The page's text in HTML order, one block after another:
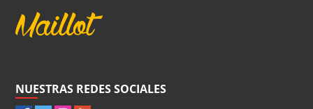
NUESTRAS REDES SOCIALES